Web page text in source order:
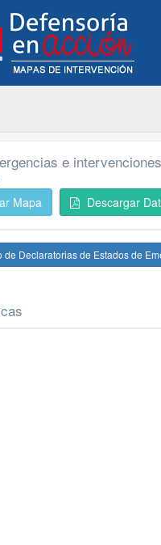
e
Mapa Descargar
de Declaratorias de Estados de